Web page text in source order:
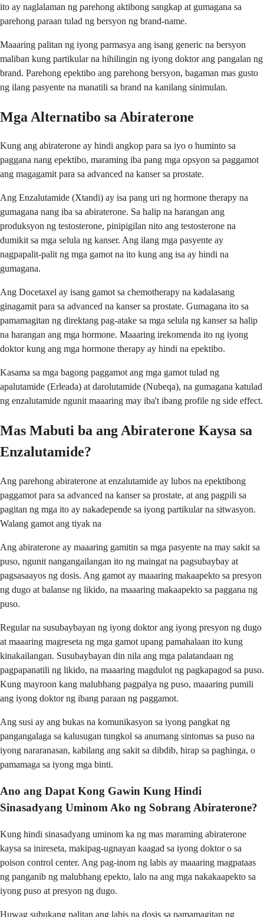
ito ay naglalaman ng parehong aktibong sangkap at gumagana sa
parehong paraan tulad ng bersyon ng brand-name.
Maaaring palitan ng iyong parmasya ang isang generic na bersyon
maliban kung partikular na hihilingin ng iyong doktor ang pangalan ng
brand. Parehong epektibo ang parehong bersyon, bagaman mas gusto
ng ilang pasyente na manatili sa brand na kanilang sinimulan.
Mga Alternatibo sa Abiraterone
Kung ang abiraterone ay hindi angkop para sa iyo o huminto sa
paggana nang epektibo, maraming iba pang mga opsyon sa paggamot
ang magagamit para sa advanced na kanser sa prostate.
Ang Enzalutamide (Xtandi) ay isa pang uri ng hormone therapy na
gumagana nang iba sa abiraterone. Sa halip na harangan ang
produksyon ng testosterone, pinipigilan nito ang testosterone na
dumikit sa mga selula ng kanser. Ang ilang mga pasyente ay
nagpapalit-palit ng mga gamot na ito kung ang isa ay hindi na
gumagana.
Ang Docetaxel ay isang gamot sa chemotherapy na kadalasang
ginagamit para sa advanced na kanser sa prostate. Gumagana ito sa
pamamagitan ng direktang pag-atake sa mga selula ng kanser sa halip
na harangan ang mga hormone. Maaaring irekomenda ito ng iyong
doktor kung ang mga hormone therapy ay hindi na epektibo.
Kasama sa mga bagong paggamot ang mga gamot tulad ng
apalutamide (Erleada) at darolutamide (Nubeqa), na gumagana katulad
ng enzalutamide ngunit maaaring may iba't ibang profile ng side effect.
Mas Mabuti ba ang Abiraterone Kaysa sa
Enzalutamide?
Ang parehong abiraterone at enzalutamide ay lubos na epektibong
paggamot para sa advanced na kanser sa prostate, at ang pagpili sa
pagitan ng mga ito ay nakadepende sa iyong partikular na sitwasyon.
Walang gamot ang tiyak na
Ang abiraterone ay maaaring gamitin sa mga pasyente na may sakit sa
puso, ngunit nangangailangan ito ng maingat na pagsubaybay at
pagsasaayos ng dosis. Ang gamot ay maaaring makaapekto sa presyon
ng dugo at balanse ng likido, na maaaring makaapekto sa paggana ng
puso.
Regular na susubaybayan ng iyong doktor ang iyong presyon ng dugo
at maaaring magreseta ng mga gamot upang pamahalaan ito kung
kinakailangan. Susubaybayan din nila ang mga palatandaan ng
pagpapanatili ng likido, na maaaring magdulot ng pagkapagod sa puso.
Kung mayroon kang malubhang pagpalya ng puso, maaaring pumili
ang iyong doktor ng ibang paraan ng paggamot.
Ang susi ay ang bukas na komunikasyon sa iyong pangkat ng
pangangalaga sa kalusugan tungkol sa anumang sintomas sa puso na
iyong nararanasan, kabilang ang sakit sa dibdib, hirap sa paghinga, o
pamamaga sa iyong mga binti.
Ano ang Dapat Kong Gawin Kung Hindi
Sinasadyang Uminom Ako ng Sobrang Abiraterone?
Kung hindi sinasadyang uminom ka ng mas maraming abiraterone
kaysa sa inireseta, makipag-ugnayan kaagad sa iyong doktor o sa
poison control center. Ang pag-inom ng labis ay maaaring magpataas
ng panganib ng malubhang epekto, lalo na ang mga nakakaapekto sa
iyong puso at presyon ng dugo.
Huwag subukang palitan ang labis na dosis sa pamamagitan ng